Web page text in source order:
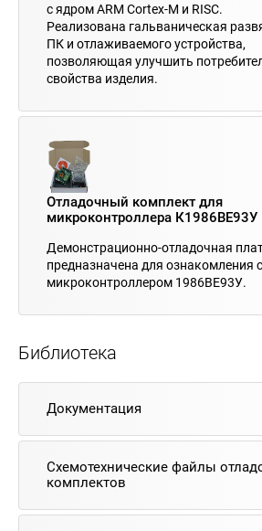
с ядром ARM Cortex-M и RISC.
Реализована гальваническая
ПК и отлаживаемого устройства,
позволяющая улучшить
свойства изделия.
Отладочный комплект для
микроконтроллера К1986ВЕ93У
Демонстрационно-отладочная
предназначена для ознакомления с
микроконтроллером 1986ВЕ93У.
Библиотека
Документация
Схемотехнические файлы
комплектов